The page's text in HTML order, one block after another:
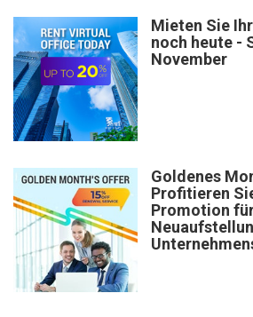
Mieten Sie
noch heute -
November
Goldenes
Profitieren
Promotion